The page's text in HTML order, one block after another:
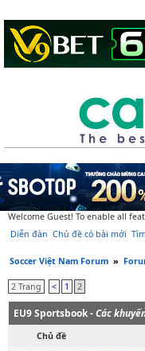
Welcome Guest! To enable all
Diễn đàn Chủ đề có bài mới
Soccer Việt Nam Forum »
2 Trang < 1 2
EU9 Sportsbook -Các
Chủ đề